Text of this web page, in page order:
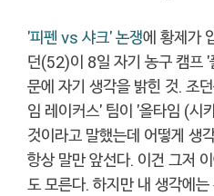
'피펜 vs 샤크' 논쟁에 황제가
던(52)이 8일 자기 농구 캠프
문에 자기 생각을 밝힌 것. 조
임 레이커스' 팀이 '올타임 (시
것이라고 말했는데 어떻게 생
항상 말만 앞선다. 이건 그저
도 모른다. 하지만 내 생각에